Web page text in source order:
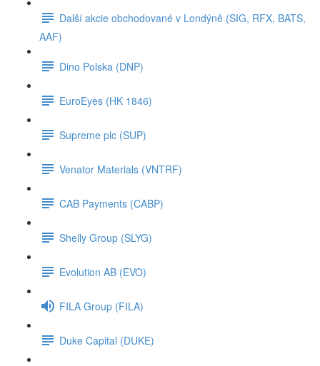
Další akcie obchodované v Londýně (SIG, RFX, BATS,
AAF)
Dino Polska (DNP)
EuroEyes (HK 1846)
Supreme plc (SUP)
Venator Materials (VNTRF)
CAB Payments (CABP)
Shelly Group (SLYG)
Evolution AB (EVO)
FILA Group (FILA)
Duke Capital (DUKE)